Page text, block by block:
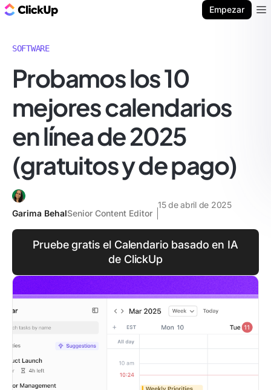
Empezar
SOFTWARE
Probamos los 10
mejores calendarios
en línea de 2025
(gratuitos y de pago)
Garima BehalSenior Content Editor
15 de abril de 2025
Pruebe gratis el Calendario basado en IA
de ClickUp